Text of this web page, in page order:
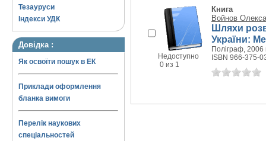
Тезауруси
Індекси УДК
Довідка :
Як освоїти пошук в ЕК
Приклади оформлення
бланка вимоги
Перелік наукових
спеціальностей
Недоступно
0 из 1
Книга
Войнов
Шляхи
України:
Поліграф, 2006
ISBN 966-375-